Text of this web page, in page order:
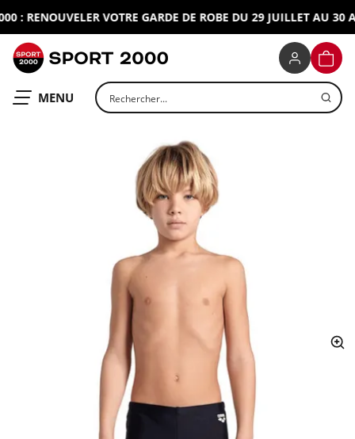
: RENOUVELER VOTRE GARDE DE ROBE DU 29 JUILLET AU 30
OUVRIR LE
MENU Rechercher un produit